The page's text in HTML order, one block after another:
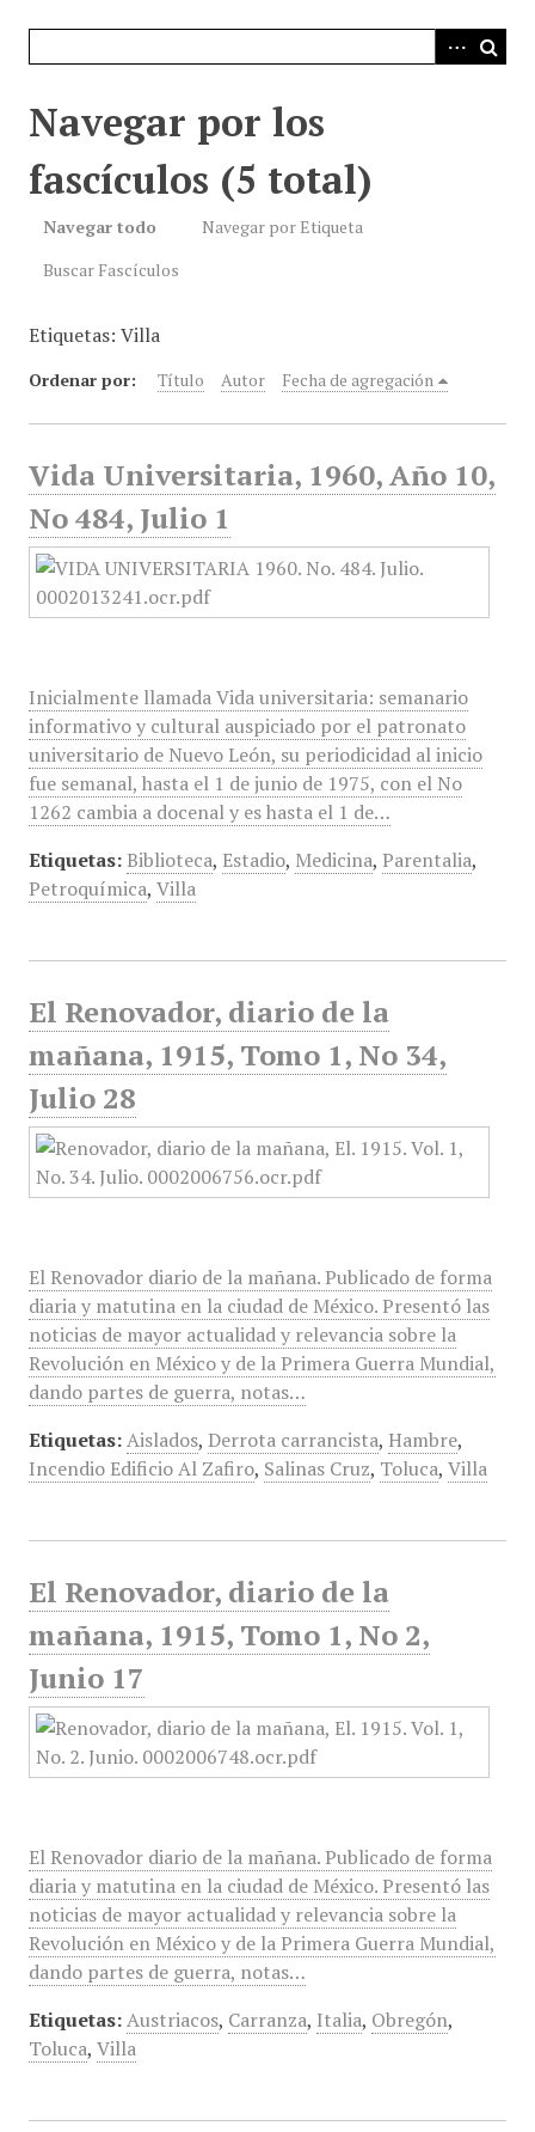
Navegar por los
fascículos (5 total)
Navegar todo
Navegar por Etiqueta
Buscar Fascículos
Etiquetas: Villa
Ordenar por: Título Autor Fecha de agregación
Vida Universitaria, 1960, Año 10,
No 484, Julio 1
Inicialmente llamada Vida universitaria: semanario
informativo y cultural auspiciado por el patronato
universitario de Nuevo León, su periodicidad al inicio
fue semanal, hasta el 1 de junio de 1975, con el No
1262 cambia a docenal y es hasta el 1 de…
Etiquetas: Biblioteca, Estadio, Medicina, Parentalia,
Petroquímica, Villa
El Renovador, diario de la
mañana, 1915, Tomo 1, No 34,
Julio 28
El Renovador diario de la mañana. Publicado de forma
diaria y matutina en la ciudad de México. Presentó las
noticias de mayor actualidad y relevancia sobre la
Revolución en México y de la Primera Guerra Mundial,
dando partes de guerra, notas…
Etiquetas: Aislados, Derrota carrancista, Hambre,
Incendio Edificio Al Zafiro, Salinas Cruz, Toluca, Villa
El Renovador, diario de la
mañana, 1915, Tomo 1, No 2,
Junio 17
El Renovador diario de la mañana. Publicado de forma
diaria y matutina en la ciudad de México. Presentó las
noticias de mayor actualidad y relevancia sobre la
Revolución en México y de la Primera Guerra Mundial,
dando partes de guerra, notas…
Etiquetas: Austriacos, Carranza, Italia, Obregón,
Toluca, Villa